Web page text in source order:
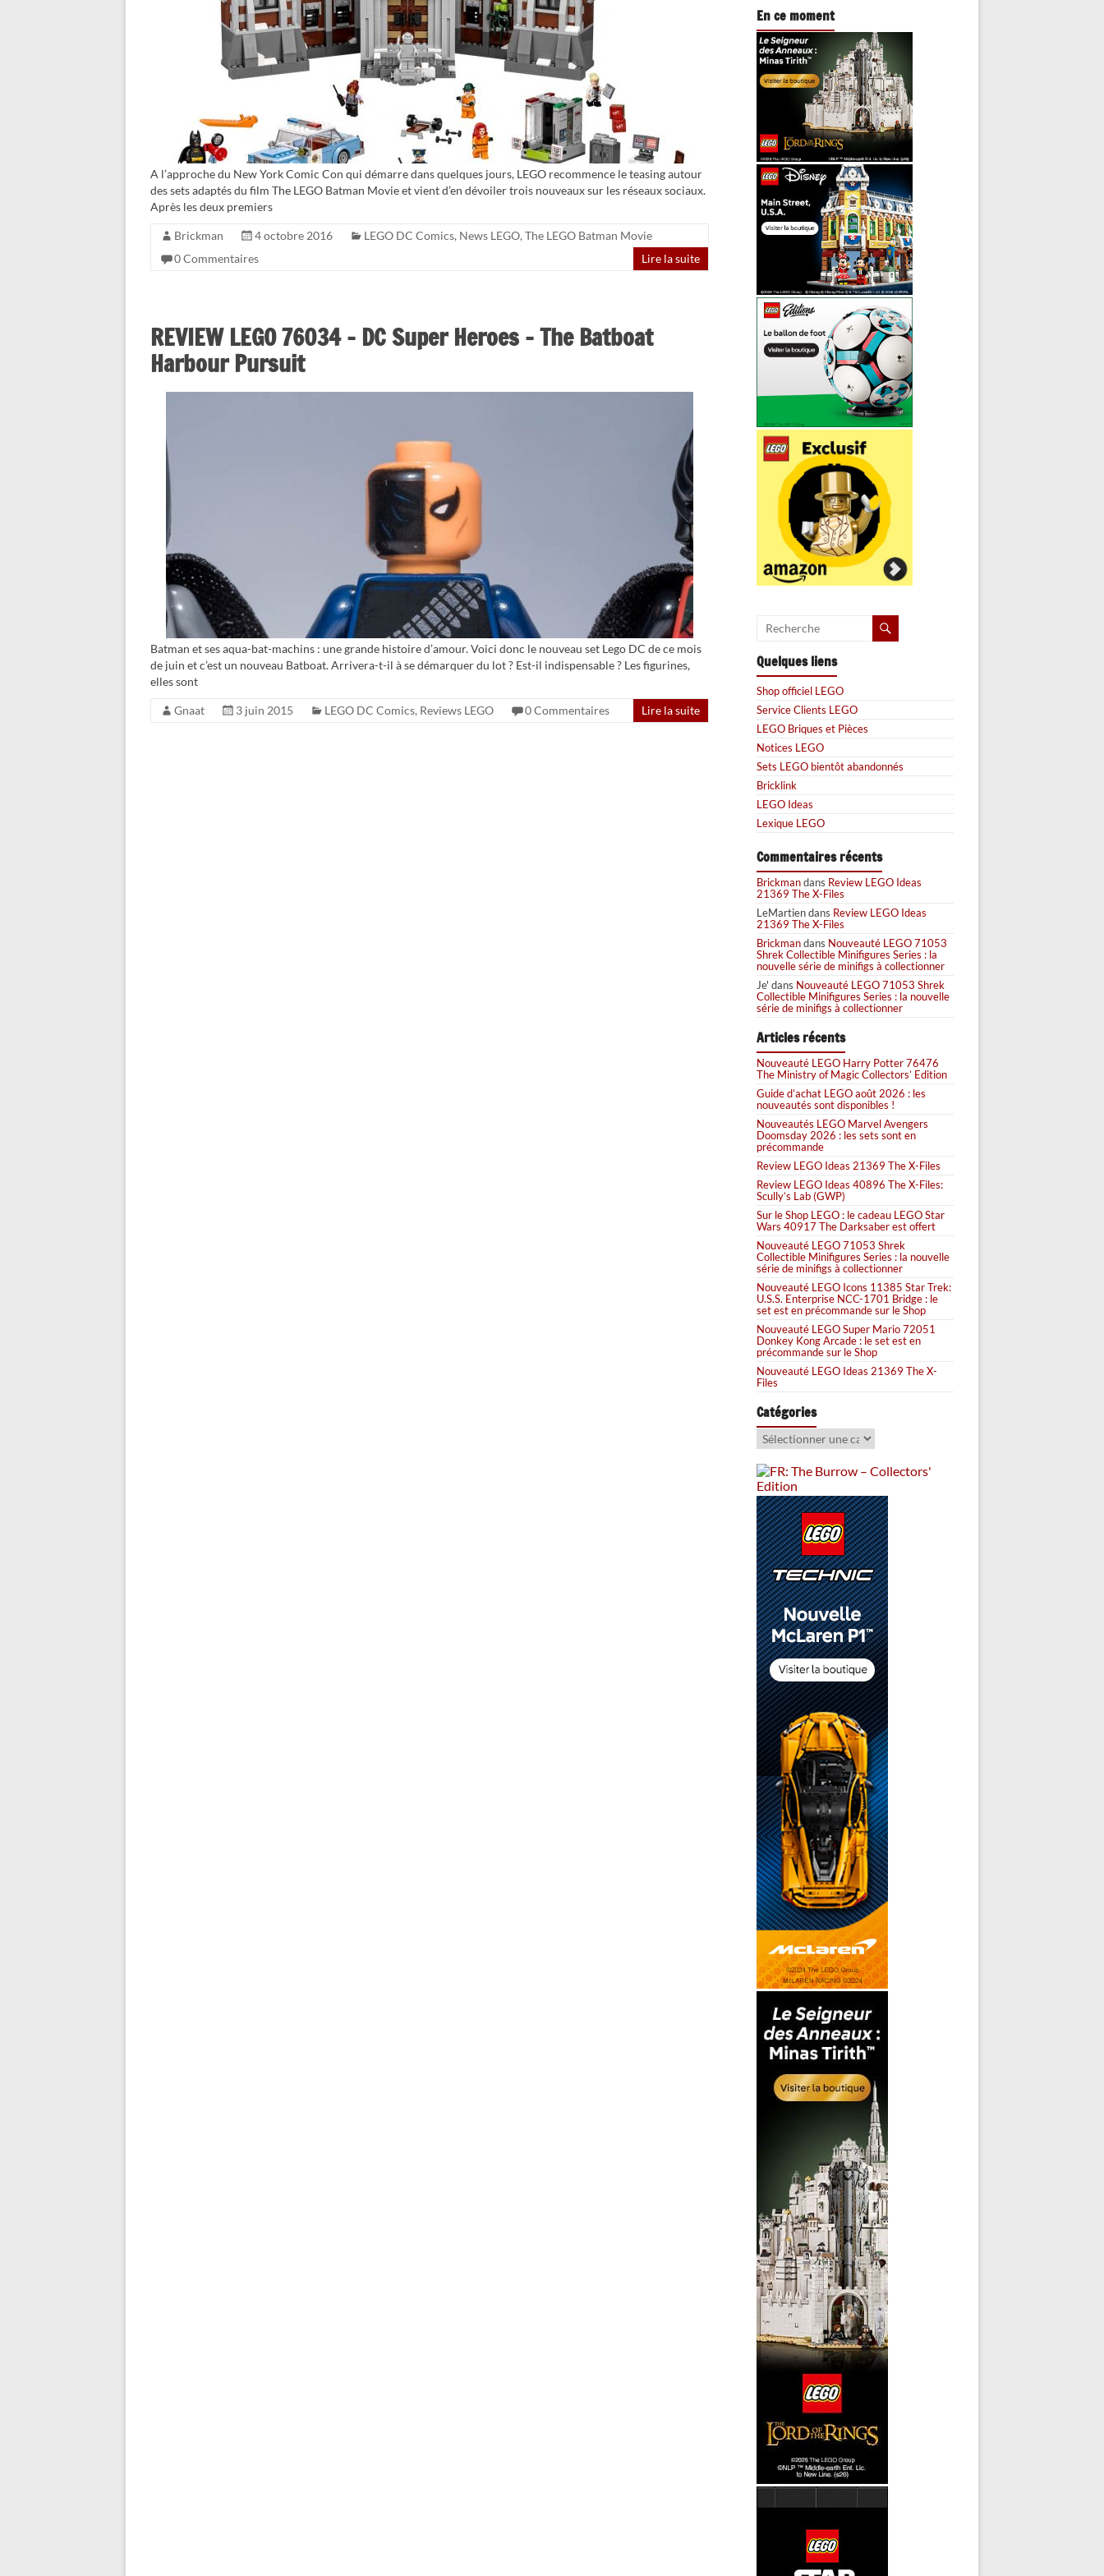
A l’approche du New York Comic Con qui démarre dans quelques jours, LEGO recommence le teasing autour
des sets adaptés du film The LEGO Batman Movie et vient d’en dévoiler trois nouveaux sur les réseaux sociaux.
Après les deux premiers
Brickman 4 octobre 2016 LEGO DC Comics, News LEGO, The LEGO Batman Movie
0 Commentaires
Lire la suite
REVIEW LEGO 76034 – DC Super Heroes – The Batboat
Harbour Pursuit
Batman et ses aqua-bat-machins : une grande histoire d’amour. Voici donc le nouveau set Lego DC de ce mois
de juin et c’est un nouveau Batboat. Arrivera-t-il à se démarquer du lot ? Est-il indispensable ? Les figurines,
elles sont
Gnaat 3 juin 2015 LEGO DC Comics, Reviews LEGO 0 Commentaires Lire la suite
En ce moment
Quelques liens
Shop officiel LEGO
Service Clients LEGO
LEGO Briques et Pièces
Notices LEGO
Sets LEGO bientôt abandonnés
Bricklink
LEGO Ideas
Lexique LEGO
Commentaires récents
Brickmandans Review LEGO Ideas
21369 The X-Files
LeMartiendans Review LEGO Ideas
21369 The X-Files
Brickmandans Nouveauté LEGO 71053
Shrek Collectible Minifigures Series : la
nouvelle série de minifigs à collectionner
Je' dans Nouveauté LEGO 71053 Shrek
Collectible Minifigures Series : la nouvelle
série de minifigs à collectionner
Articles récents
Nouveauté LEGO Harry Potter 76476
The Ministry of Magic Collectors’ Edition
Guide d’achat LEGO août 2026 : les
nouveautés sont disponibles !
Nouveautés LEGO Marvel Avengers
Doomsday 2026 : les sets sont en
précommande
Review LEGO Ideas 21369 The X-Files
Review LEGO Ideas 40896 The X-Files:
Scully’s Lab (GWP)
Sur le Shop LEGO : le cadeau LEGO Star
Wars 40917 The Darksaber est offert
Nouveauté LEGO 71053 Shrek
Collectible Minifigures Series : la nouvelle
série de minifigs à collectionner
Nouveauté LEGO Icons 11385 Star Trek:
U.S.S. Enterprise NCC-1701 Bridge : le
set est en précommande sur le Shop
Nouveauté LEGO Super Mario 72051
Donkey Kong Arcade : le set est en
précommande sur le Shop
Nouveauté LEGO Ideas 21369 The X-
Files
Catégories
Catégories